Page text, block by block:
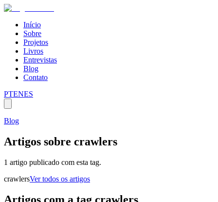
Início
Sobre
Projetos
Livros
Entrevistas
Blog
Contato
PTENES
Blog
Artigos sobre crawlers
1 artigo publicado com esta tag.
crawlersVer todos os artigos
Artigos com a tag crawlers